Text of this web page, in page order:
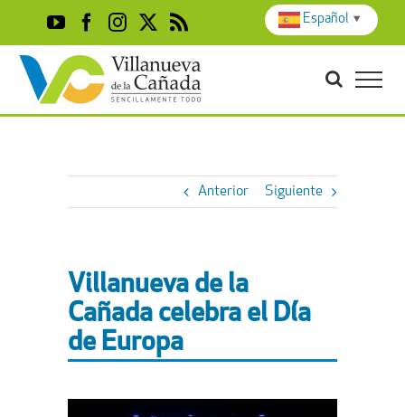
content
YouTubeFacebook
Instagram
X Rss
Anterior Siguiente
Villanueva de la
Cañada celebra el Día
de Europa
Español ▼